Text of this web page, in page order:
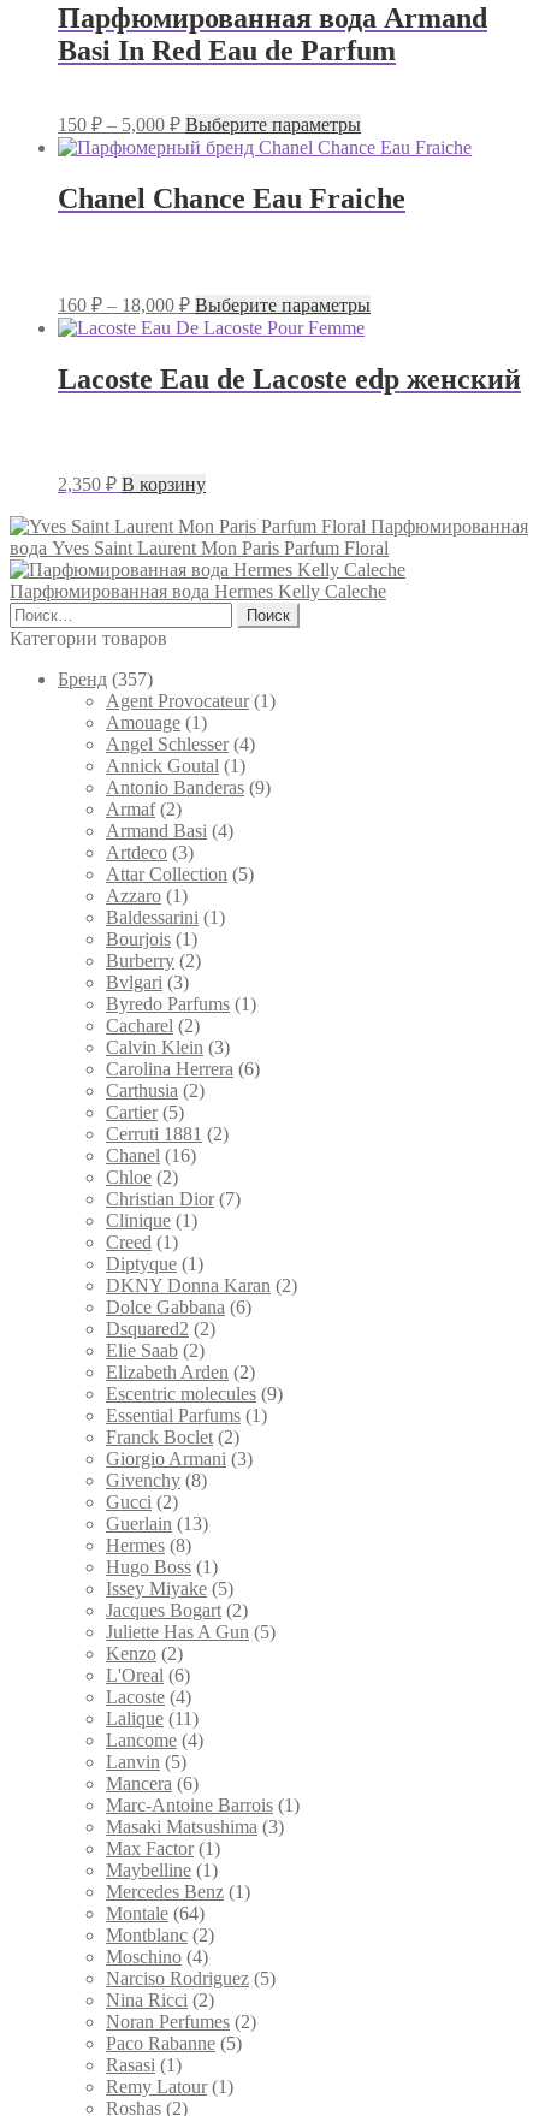
Парфюмированная вода Armand
Basi In Red Eau de Parfum
150 ₽ – 5,000 ₽Диапазон
цен:
5,000 ₽
Выберите параметрыЭтот
товар
имеет
несколько
вариаций.
странице
товара.
Chanel Chance Eau Fraiche
160 ₽ – 18,000 ₽Диапазон
цен:
18,000 ₽
Выберите параметрыЭтот
несколько
вариаций.
товара.
Lacoste Eau de Lacoste edp женский
2,350 ₽ В корзину
Парфюмированная
вода Yves Saint Laurent Mon Paris Parfum Floral
Парфюмированная вода Hermes Kelly Caleche
Найти:
Категории товаров
Брeнд (357)
Agent Provocateur (1)
Amouage (1)
Angel Schlesser (4)
Annick Goutal (1)
Antonio Banderas (9)
Armaf (2)
Armand Basi (4)
Artdeco (3)
Attar Collection (5)
Azzaro (1)
Baldessarini (1)
Bourjois (1)
Burberry (2)
Bvlgari (3)
Byredo Parfums (1)
Cacharel (2)
Calvin Klein (3)
Carolina Herrera (6)
Carthusia (2)
Cartier (5)
Cerruti 1881 (2)
Chanel (16)
Chloe (2)
Christian Dior (7)
Clinique (1)
Creed (1)
Diptyque (1)
DKNY Donna Karan (2)
Dolce Gabbana (6)
Dsquared2 (2)
Elie Saab (2)
Elizabeth Arden (2)
Escentric molecules (9)
Essential Parfums (1)
Franck Boclet (2)
Giorgio Armani (3)
Givenchy (8)
Gucci (2)
Guerlain (13)
Hermes (8)
Hugo Boss (1)
Issey Miyake (5)
Jacques Bogart (2)
Juliette Has A Gun (5)
Kenzo (2)
L'Oreal (6)
Lacoste (4)
Lalique (11)
Lancome (4)
Lanvin (5)
Mancera (6)
Marc-Antoine Barrois (1)
Masaki Matsushima (3)
Max Factor (1)
Maybelline (1)
Mercedes Benz (1)
Montale (64)
Montblanc (2)
Moschino (4)
Narciso Rodriguez (5)
Nina Ricci (2)
Noran Perfumes (2)
Paco Rabanne (5)
Rasasi (1)
Remy Latour (1)
Roshas (2)